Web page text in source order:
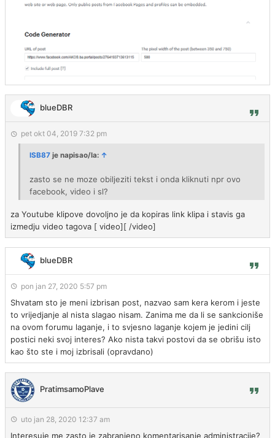
blueDBR
pet okt 04, 2019 7:32 pm
ISB87 je napisao/la: ↑
zasto se ne moze obiljeziti tekst i onda kliknuti npr ovo
facebook, video i sl?
za Youtube klipove dovoljno je da kopiras link klipa i stavis ga
izmedju video tagova [ video][ /video]
blueDBR
pon jan 27, 2020 5:57 pm
Shvatam sto je meni izbrisan post, nazvao sam kera kerom i jeste
to vrijedjanje al nista slagao nisam. Zanima me da li se sankcioniše
na ovom forumu laganje, i to svjesno laganje kojem je jedini cilj
postici neki svoj interes? Ako nista takvi postovi da se obrišu isto
kao što ste i moj izbrisali (opravdano)
PratimsamoPlave
uto jan 28, 2020 12:37 am
Interesuje me zasto je zabranjeno komentarisanje administracije?